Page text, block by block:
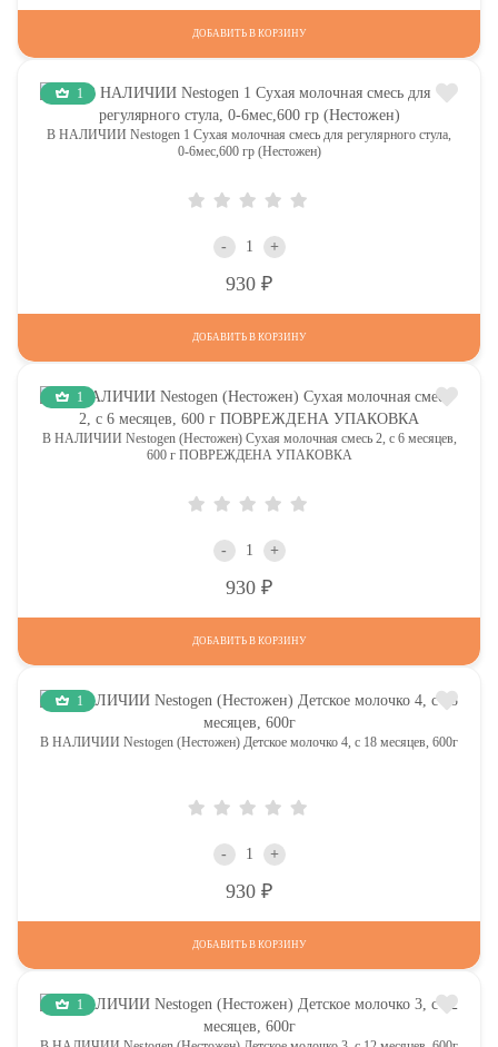
ДОБАВИТЬ В КОРЗИНУ
1
В НАЛИЧИИ Nestogen 1 Сухая молочная смесь для регулярного стула,
0-6мес,600 гр (Нестожен)
- +
930
ДОБАВИТЬ В КОРЗИНУ
1
В НАЛИЧИИ Nestogen (Нестожен) Сухая молочная смесь 2, c 6 месяцев,
600 г ПОВРЕЖДЕНА УПАКОВКА
- +
930
ДОБАВИТЬ В КОРЗИНУ
1
В НАЛИЧИИ Nestogen (Нестожен) Детское молочко 4, c 18 месяцев, 600г
- +
930
ДОБАВИТЬ В КОРЗИНУ
1